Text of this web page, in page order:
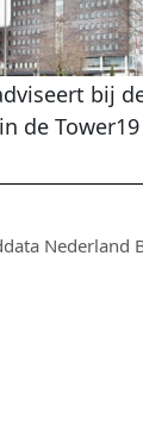
bij
de
Nederland